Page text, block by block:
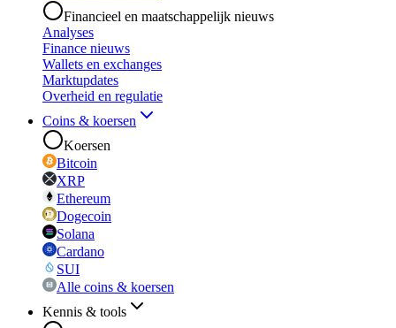
Financieel en maatschappelijk nieuws
Analyses
Finance nieuws
Wallets en exchanges
Marktupdates
Overheid en regulatie
Coins & koersen
Koersen
Bitcoin
XRP
Ethereum
Dogecoin
Solana
Cardano
SUI
Alle coins & koersen
Kennis & tools